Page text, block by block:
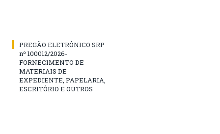
PREGÃO ELETRÔNICO SRP
nº 100012/2026-
FORNECIMENTO DE
MATERIAIS DE
EXPEDIENTE, PAPELARIA,
ESCRITÓRIO E OUTROS